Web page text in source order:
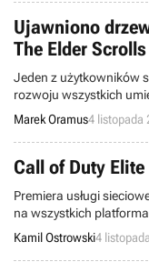
Ujawniono
The Elder
Jeden z użytkowników
rozwoju wszystkich
The Elder Scrolls V:
Marek Oramus4 listopada
Call of Duty
Premiera usługi
na wszystkich
została opóźniona na
Kamil Ostrowski4